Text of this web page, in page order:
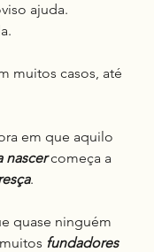
ajuda.
muitos casos, até
em que aquilo
nascer começa a
.
quase ninguém
fundadores